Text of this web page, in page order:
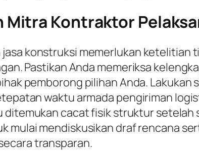
Mitra Kontraktor
konstruksi memerlukan ketelitian
Pastikan Anda memeriksa
pemborong pilihan Anda.
waktu armada pengiriman
ditemukan cacat fisik struktur setelah
mulai mendiskusikan draf rencana
transparan.